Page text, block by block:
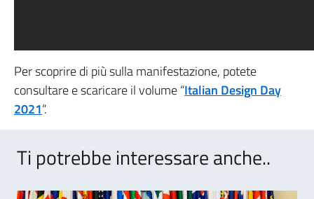
Per scoprire di più sulla manifestazione, potete
consultare e scaricare il volume “Italian Design Day
2021“.
Ti potrebbe interessare anche..